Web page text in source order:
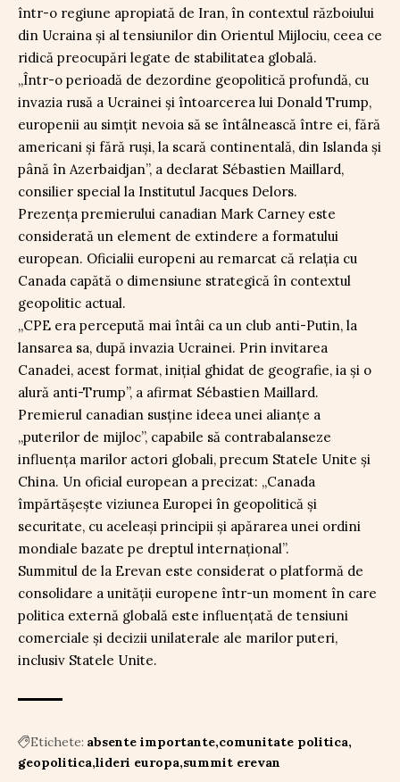
într-o regiune apropiată de Iran, în contextul războiului
din Ucraina și al tensiunilor din Orientul Mijlociu, ceea ce
ridică preocupări legate de stabilitatea globală.
„Într-o perioadă de dezordine geopolitică profundă, cu
invazia rusă a Ucrainei și întoarcerea lui Donald Trump,
europenii au simțit nevoia să se întâlnească între ei, fără
americani și fără ruși, la scară continentală, din Islanda și
până în Azerbaidjan”, a declarat Sébastien Maillard,
consilier special la Institutul Jacques Delors.
Prezența premierului canadian Mark Carney este
considerată un element de extindere a formatului
european. Oficialii europeni au remarcat că relația cu
Canada capătă o dimensiune strategică în contextul
geopolitic actual.
„CPE era percepută mai întâi ca un club anti-Putin, la
lansarea sa, după invazia Ucrainei. Prin invitarea
Canadei, acest format, inițial ghidat de geografie, ia și o
alură anti-Trump”, a afirmat Sébastien Maillard.
Premierul canadian susține ideea unei alianțe a
„puterilor de mijloc”, capabile să contrabalanseze
influența marilor actori globali, precum Statele Unite și
China. Un oficial european a precizat: „Canada
împărtășește viziunea Europei în geopolitică și
securitate, cu aceleași principii și apărarea unei ordini
mondiale bazate pe dreptul internațional”.
Summitul de la Erevan este considerat o platformă de
consolidare a unității europene într-un moment în care
politica externă globală este influențată de tensiuni
comerciale și decizii unilaterale ale marilor puteri,
inclusiv Statele Unite.
Etichete: absente importante comunitate politica
geopolitica lideri europa summit erevan